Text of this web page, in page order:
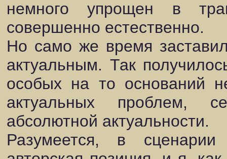
немного упрощен в
совершенно естественно.
Но само же время
актуальным. Так
особых на то оснований
актуальных проблем,
абсолютной актуальности.
Разумеется, в сценарии